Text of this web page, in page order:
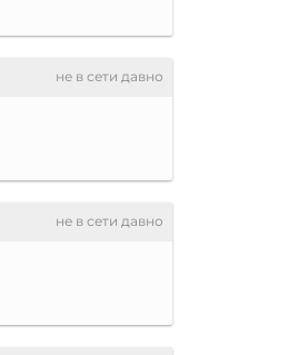
не в сети давно
не в сети давно